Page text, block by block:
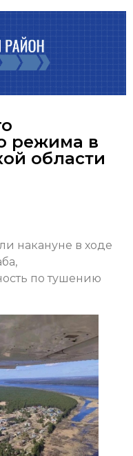
режима в
области
накануне в ходе
по тушению